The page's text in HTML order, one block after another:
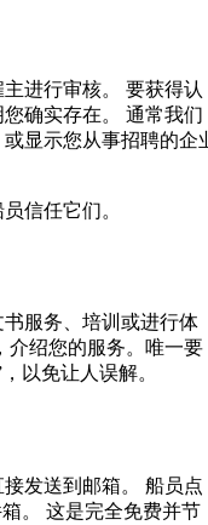
进行审核。 要获得认
确实存在。 通常我们
显示您从事招聘的企
信任它们。
服务、培训或进行体
介绍您的服务。唯一要
以免让人误解。
发送到邮箱。 船员点
。 这是完全免费并节